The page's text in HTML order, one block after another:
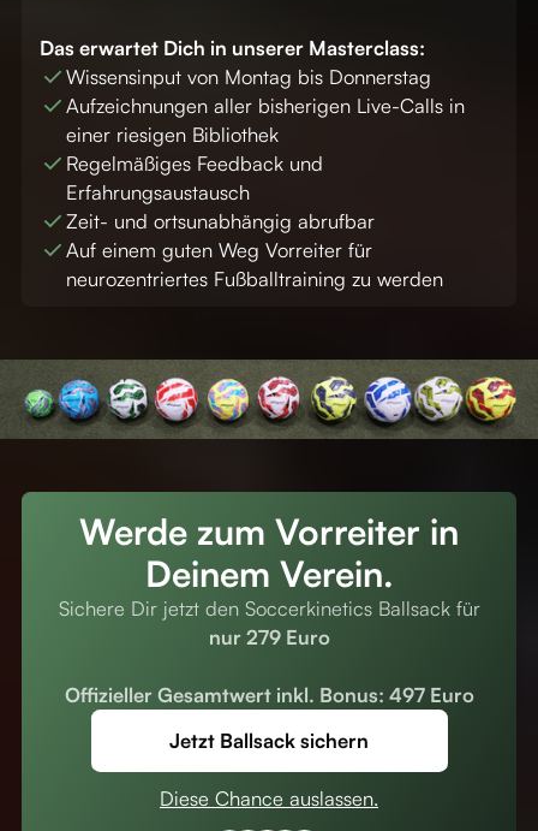
Das erwartet Dich in unserer Masterclass:
Wissensinput von Montag bis Donnerstag
Aufzeichnungen aller bisherigen Live-Calls in
einer riesigen Bibliothek
Regelmäßiges Feedback und
Erfahrungsaustausch
Zeit- und ortsunabhängig abrufbar
Auf einem guten Weg Vorreiter für
neurozentriertes Fußballtraining zu werden
Werde zum Vorreiter in
Deinem Verein.
Sichere Dir jetzt den Soccerkinetics Ballsack für
nur 279 Euro
Offizieller Gesamtwert inkl. Bonus: 497 Euro
Jetzt Ballsack sichern
Diese Chance auslassen.